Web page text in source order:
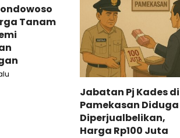
Tanam
Jabatan Pj Kades di
Pamekasan Diduga
Diperjualbelikan,
Harga Rp100 Juta